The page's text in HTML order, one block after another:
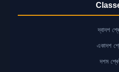
দ্বাদশ
একাদশ
দশম